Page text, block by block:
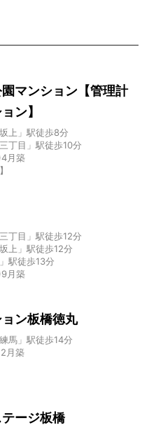
マンション【管理計
ン】
上」駅徒歩8分
丁目」駅徒歩10分
月築
丁目」駅徒歩12分
上」駅徒歩12分
駅徒歩13分
月築
ン板橋徳丸
馬」駅徒歩14分
月築
ージ板橋